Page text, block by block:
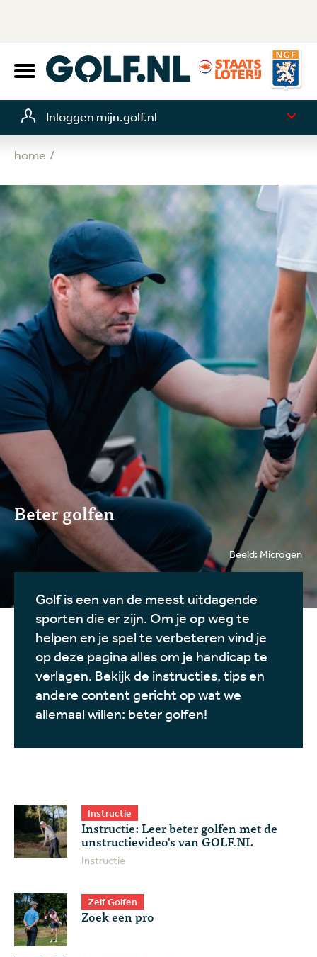
Inloggen mijn.golf.nl
home
Beter golfen
Beeld: Microgen
Golf is een van de meest uitdagende
sporten die er zijn. Om je op weg te
helpen en je spel te verbeteren vind je
op deze pagina alles om je handicap te
verlagen. Bekijk de instructies, tips en
andere content gericht op wat we
allemaal willen: beter golfen!
Instructie
Instructie: Leer beter golfen met de
unstructievideo's van GOLF.NL
Instructie
Zelf Golfen
Zoek een pro